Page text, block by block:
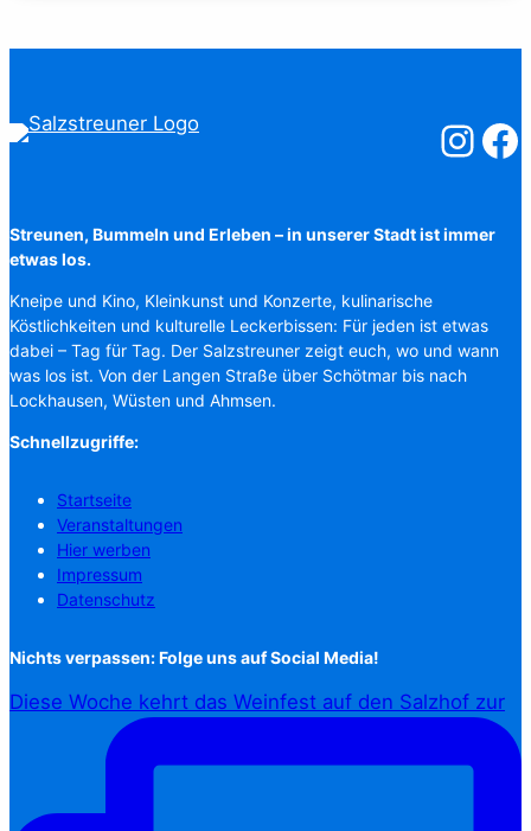
Streunen, Bummeln und Erleben – in unserer Stadt ist immer
etwas los.
Kneipe und Kino, Kleinkunst und Konzerte, kulinarische
Köstlichkeiten und kulturelle Leckerbissen: Für jeden ist etwas
dabei – Tag für Tag. Der Salzstreuner zeigt euch, wo und wann
was los ist. Von der Langen Straße über Schötmar bis nach
Lockhausen, Wüsten und Ahmsen.
Schnellzugriffe:
Startseite
Veranstaltungen
Hier werben
Impressum
Datenschutz
Nichts verpassen: Folge uns auf Social Media!
Diese Woche kehrt das Weinfest auf den Salzhof zur